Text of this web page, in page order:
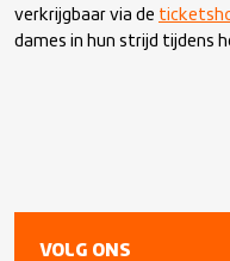
verkrijgbaar via de
dames in hun strijd tijdens
VOLG ONS